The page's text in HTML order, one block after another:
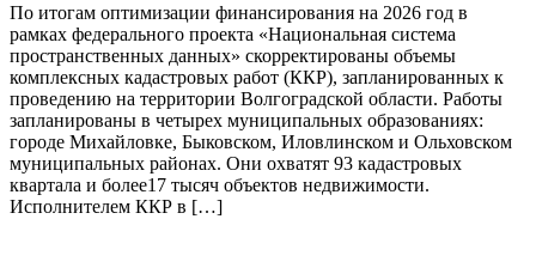
По итогам оптимизации финансирования на 2026 год в
рамках федерального проекта «Национальная система
пространственных данных» скорректированы объемы
комплексных кадастровых работ (ККР), запланированных к
проведению на территории Волгоградской области. Работы
запланированы в четырех муниципальных образованиях:
городе Михайловке, Быковском, Иловлинском и Ольховском
муниципальных районах. Они охватят 93 кадастровых
квартала и более17 тысяч объектов недвижимости.
Исполнителем ККР в […]